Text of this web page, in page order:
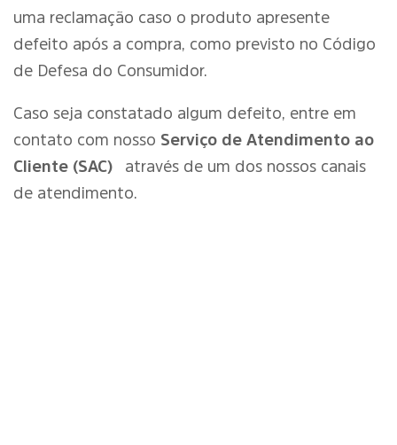
uma reclamação caso o produto apresente
defeito após a compra, como previsto no Código
de Defesa do Consumidor.
Caso seja constatado algum defeito, entre em
contato com nosso Serviço de Atendimento ao
Cliente (SAC)
através de um dos nossos canais
de atendimento.